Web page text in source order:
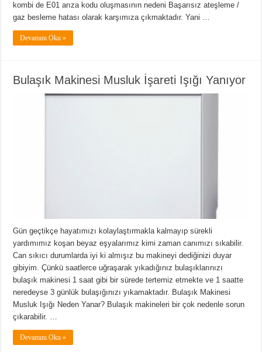
kombi de E01 arıza kodu oluşmasının nedeni Başarısız ateşleme /
gaz besleme hatası olarak karşımıza çıkmaktadır. Yani …
Devamını Oku »
Bulaşık Makinesi Musluk İşareti Işığı Yanıyor
Gün geçtikçe hayatımızı kolaylaştırmakla kalmayıp sürekli
yardımımız koşan beyaz eşyalarımız kimi zaman canımızı sıkabilir.
Can sıkıcı durumlarda iyi ki almışız bu makineyi dediğinizi duyar
gibiyim. Çünkü saatlerce uğraşarak yıkadığınız bulaşıklarınızı
bulaşık makinesi 1 saat gibi bir sürede tertemiz etmekte ve 1 saatte
neredeyse 3 günlük bulaşığınızı yıkamaktadır. Bulaşık Makinesi
Musluk Işığı Neden Yanar? Bulaşık makineleri bir çok nedenle sorun
çıkarabilir. …
Devamını Oku »